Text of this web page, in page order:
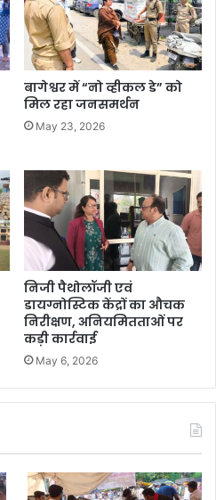
बागेश्वर में “नो व्हीकल डे” को
मिल रहा जनसमर्थन
May 23, 2026
निजी पैथोलॉजी एवं
डायग्नोस्टिक केंद्रों का औचक
निरीक्षण, अनियमितताओं पर
कड़ी कार्रवाई
May 6, 2026